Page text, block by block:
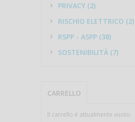
PRIVACY (2)
RISCHIO ELETTRICO (2)
RSPP - ASPP (38)
SOSTENIBILITÀ (7)
CARRELLO
Il carrello è attualmente vuoto.